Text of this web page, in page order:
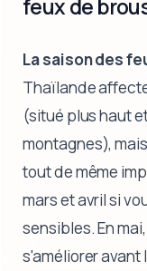
feux de
La saison des
Thaïlande
(situé plus haut
montagnes),
tout de même
mars et avril si
sensibles. En
s'améliorer